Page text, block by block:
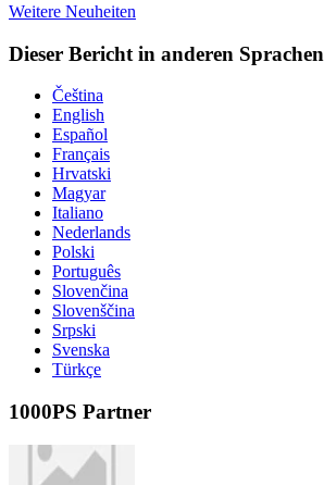
Weitere Neuheiten
Dieser Bericht in anderen Sprachen
Čeština
English
Español
Français
Hrvatski
Magyar
Italiano
Nederlands
Polski
Português
Slovenčina
Slovenščina
Srpski
Svenska
Türkçe
1000PS Partner